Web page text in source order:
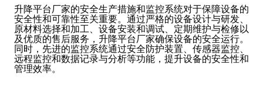
升降平台厂家的安全生产措施和监控系统对于保障设备的
安全性和可靠性至关重要。通过严格的设备设计与研发、
原材料选择和加工、设备安装和调试、定期维护与检修以
及优质的售后服务，升降平台厂家确保设备的安全运行。
同时，先进的监控系统通过安全防护装置、传感器监控、
远程监控和数据记录与分析等功能，提升设备的安全性和
管理效率。